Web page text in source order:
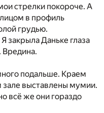
стрелки покороче. А
в профиль
грудью.
закрыла Даньке глаза
Вредина.
подальше. Краем
зале выставлены мумии.
всё же они гораздо